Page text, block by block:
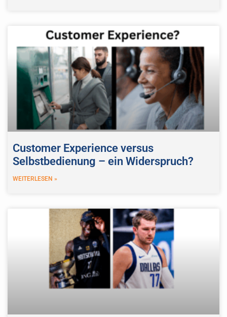
Customer Experience versus
Selbstbedienung – ein Widerspruch?
WEITERLESEN »